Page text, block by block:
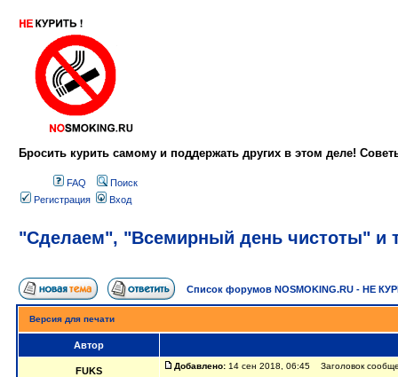
Бросить курить самому и поддержать других в этом деле!
FAQ
Поиск
Регистрация
Вход
"Сделаем", "Всемирный день чистоты" и
Список форумов NOSMOKING.RU - НЕ
Версия для печати
Автор
FUKS Добавлено: 14 сен 2018, 06:45 Заголовок